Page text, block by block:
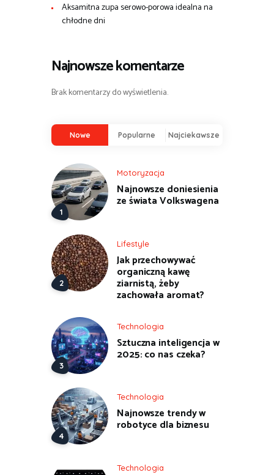
Aksamitna zupa serowo-porowa idealna na
chłodne dni
Najnowsze komentarze
Brak komentarzy do wyświetlenia.
Nowe Popularne Najciekawsze
Motoryzacja
Najnowsze doniesienia
ze świata Volkswagena
Lifestyle
Jak przechowywać
organiczną kawę
ziarnistą, żeby
zachowała aromat?
Technologia
Sztuczna inteligencja w
2025: co nas czeka?
Technologia
Najnowsze trendy w
robotyce dla biznesu
Technologia